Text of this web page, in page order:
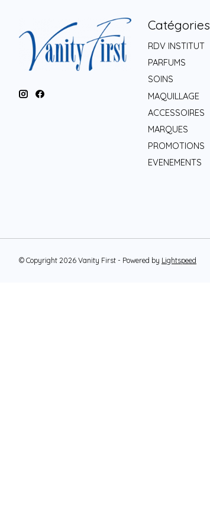
Catégories
RDV INSTITUT
PARFUMS
SOINS
MAQUILLAGE
ACCESSOIRES
MARQUES
PROMOTIONS
EVENEMENTS
© Copyright 2026 Vanity First - Powered by Lightspeed